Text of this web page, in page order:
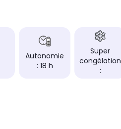
Autonomie
: 18 h
Super
congélation
: